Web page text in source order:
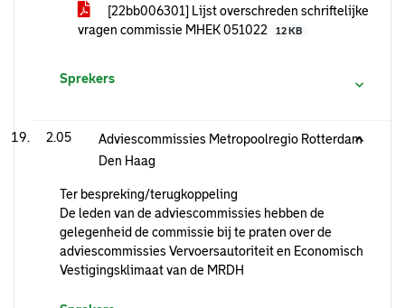
[22bb006301] Lijst overschreden schriftelijke
vragen commissie MHEK 051022
12 KB
Sprekers
2.05
Adviescommissies Metropoolregio Rotterdam
Den Haag
Ter bespreking/terugkoppeling
De leden van de adviescommissies hebben de
gelegenheid de commissie bij te praten over de
adviescommissies Vervoersautoriteit en Economisch
Vestigingsklimaat van de MRDH